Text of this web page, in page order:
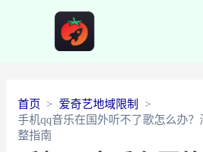
首页
爱奇艺地域限制
手机qq音乐在国外听不了歌怎么办
整指南